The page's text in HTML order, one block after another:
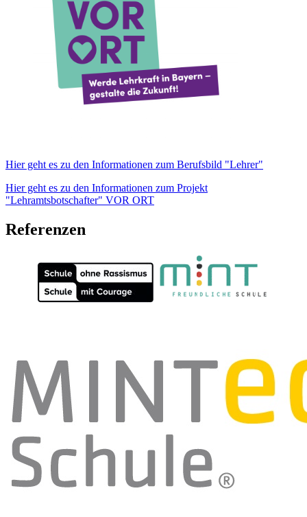
Hier geht es zu den Informationen zum Berufsbild "Lehrer"
Hier geht es zu den Informationen zum Projekt
"Lehramtsbotschafter" VOR ORT
Referenzen